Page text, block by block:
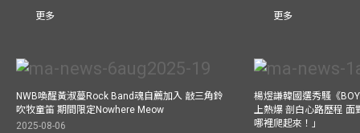
更多
更多
NWB喚醒黃淑蔓Rock Band魂自薦加入 敲三角鈴
吹牧童笛 期間限定Nowhere Meow
2025-08-06
楊煜謙韓國選秀騷《
上熱爆 剖白心路歷程 面
哪裡爬起來！」